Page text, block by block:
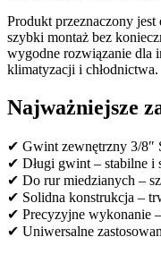
Produkt przeznaczony
szybki montaż bez
wygodne rozwiązanie dla
klimatyzacji i chłodnictwa.
Najważniejsze
✔ Gwint zewnętrzny 3/8″
✔ Długi gwint – stabilne i
✔ Do rur miedzianych –
✔ Solidna konstrukcja –
✔ Precyzyjne wykonanie
✔ Uniwersalne